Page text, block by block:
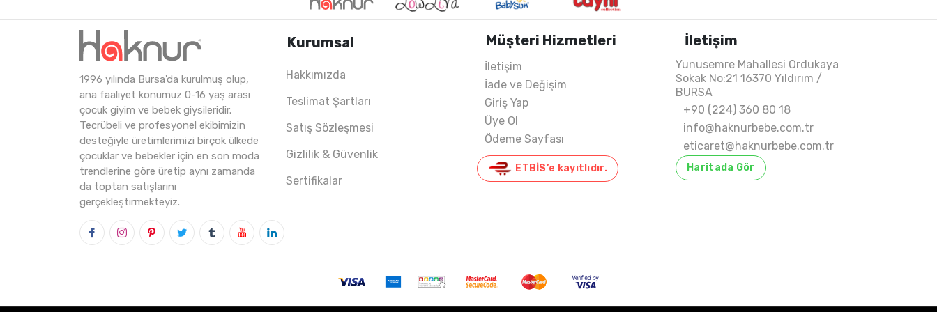
4 ADET 5-8 Years
1996 yılında Bursa'da kurulmuş olup,
ana faaliyet konumuz 0-16 yaş arası
çocuk giyim ve bebek giysileridir.
Tecrübeli ve profesyonel ekibimizin
desteğiyle üretimlerimizi birçok ülkede
çocuklar ve bebekler için en son moda
trendlerine göre üretip aynı zamanda
da toptan satışlarını
gerçekleştirmekteyiz.
Kurumsal
Hakkımızda
Teslimat Şartları
Satış Sözleşmesi
Gizlilik & Güvenlik
Sertifikalar
Müşteri Hizmetleri
İletişim
İade ve Değişim
Giriş Yap
Üye Ol
Ödeme Sayfası
ETBİS’e kayıtlıdır.
İletişim
Yunusemre Mahallesi Ordukaya
Sokak No:21 16370 Yıldırım /
BURSA
+90 (224) 360 80 18
info@haknurbebe.com.tr
eticaret@haknurbebe.com.tr
Haritada Gör